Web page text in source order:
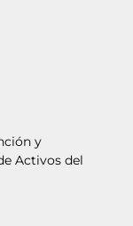
y
Activos del